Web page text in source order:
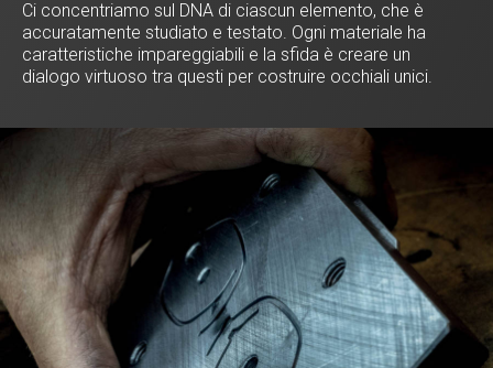
Ci concentriamo sul DNA di ciascun elemento, che è
accuratamente studiato e testato. Ogni materiale ha
caratteristiche impareggiabili e la sfida è creare un
dialogo virtuoso tra questi per costruire occhiali unici.